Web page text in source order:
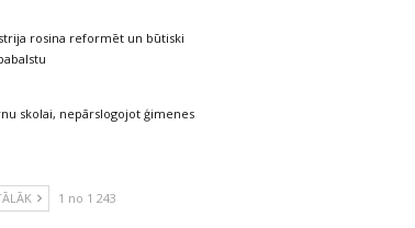
rosina reformēt un būtiski
skolai, nepārslogojot ģimenes
1 no 1 243